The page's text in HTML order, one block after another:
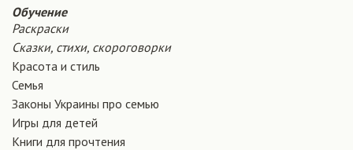
Обучение
Раскраски
Сказки, стихи, скороговорки
Красота и стиль
Семья
Законы Украины про семью
Игры для детей
Книги для прочтения